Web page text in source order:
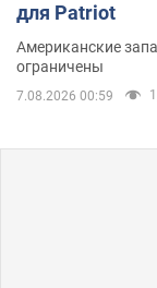
для Patriot
Американские
ограничены
7.08.2026 00:59